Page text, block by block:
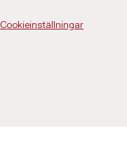
Cookieinställningar